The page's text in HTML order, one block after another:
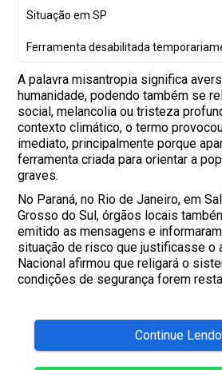
Situação em SP
Ferramenta desabilitada
A palavra misantropia significa
humanidade, podendo também se
social, melancolia ou tristeza
contexto climático, o termo
imediato, principalmente porque
ferramenta criada para orientar a
graves.
No Paraná, no Rio de Janeiro, em
Grosso do Sul, órgãos locais
emitido as mensagens e
situação de risco que justificasse o
Nacional afirmou que religará o
condições de segurança forem
Continue Lendo